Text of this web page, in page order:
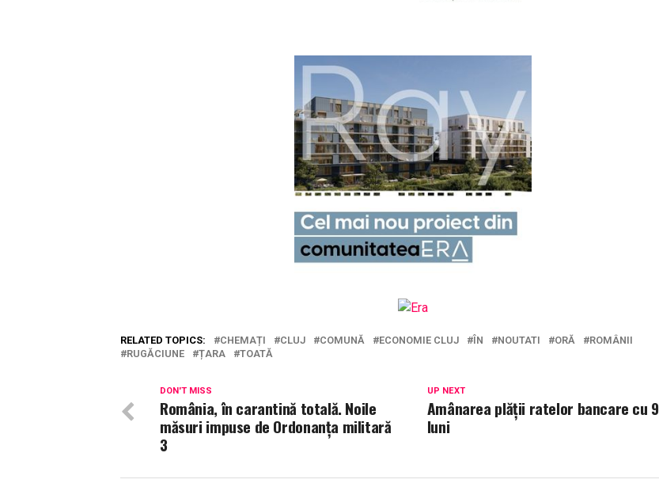
RELATED TOPICS: CHEMAȚI CLUJ COMUNĂ ECONOMIE CLUJ ÎN NOUTATI ORĂ
ROMÂNII
RUGĂCIUNE
ȚARA TOATĂ
UP NEXT
Amânarea plății ratelor bancare cu 9
luni
DON'T MISS
România, în carantină totală. Noile
măsuri impuse de Ordonanța militară
3